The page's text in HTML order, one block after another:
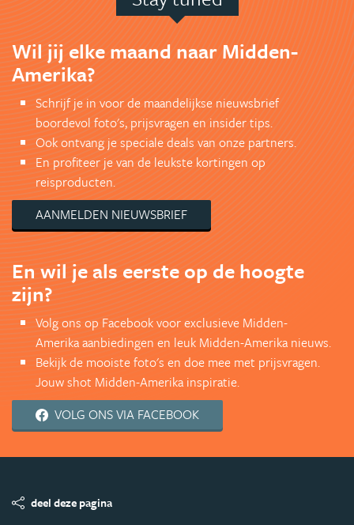
Wil jij elke maand naar Midden-
Amerika?
Schrijf je in voor de maandelijkse nieuwsbrief
boordevol foto's, prijsvragen en insider tips.
Ook ontvang je speciale deals van onze partners.
En profiteer je van de leukste kortingen op
reisproducten.
AANMELDEN NIEUWSBRIEF
En wil je als eerste op de hoogte
zijn?
Volg ons op Facebook voor exclusieve Midden-
Amerika aanbiedingen en leuk Midden-Amerika nieuws.
Bekijk de mooiste foto's en doe mee met prijsvragen.
Jouw shot Midden-Amerika inspiratie.
VOLG ONS VIA FACEBOOK
deel deze pagina